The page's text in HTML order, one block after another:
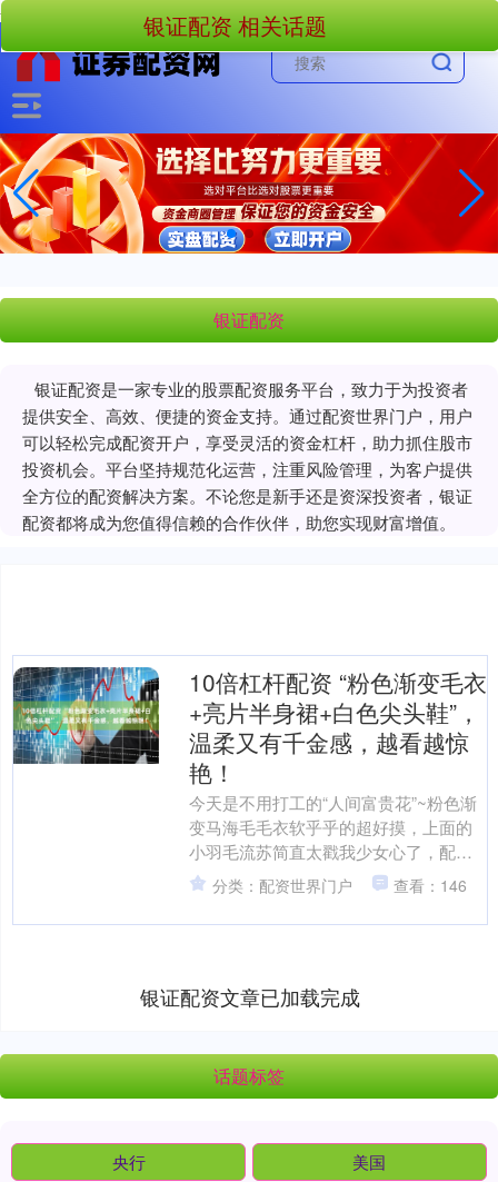
-->
银证配资
银证配资是一家专业的股票配资服务平台，致力于为投资者
提供安全、高效、便捷的资金支持。通过配资世界门户，用户
可以轻松完成配资开户，享受灵活的资金杠杆，助力抓住股市
投资机会。平台坚持规范化运营，注重风险管理，为客户提供
全方位的配资解决方案。不论您是新手还是资深投资者，银证
配资都将成为您值得信赖的合作伙伴，助您实现财富增值。
银证配资 相关话题
10倍杠杆配资 “粉色渐变毛衣
+亮片半身裙+白色尖头鞋”，
温柔又有千金感，越看越惊
艳！
今天是不用打工的“人间富贵花”~粉色渐
变马海毛毛衣软乎乎的超好摸，上面的
小羽毛流苏简直太戳我少女心了，配条
亮片裙瞬间就把“土味社畜”的气质洗没了
——温柔软糯和闪....
分类：配资世界门户 查看：146
银证配资文章已加载完成
话题标签
央行 美国